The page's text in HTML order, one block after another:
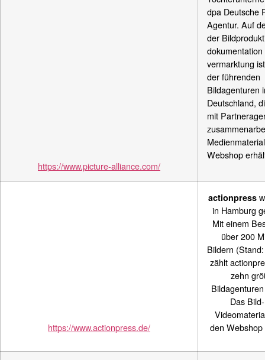
https://www.picture-alliance.com/
dpa Deutsche
Agentur. Auf
der
vermarktung
der führenden
Bildagenturen
Deutschland,
mit
Webshop
https://www.actionpress.de/
actionpress
in Hamburg
Mit einem
über 200
Bildern
zählt
zehn
Das
den